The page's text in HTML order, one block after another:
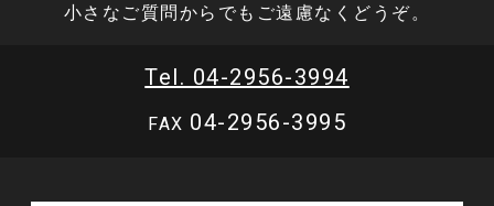
小さなご質問からでもご遠慮なくどうぞ。
Tel. 04-2956-3994
FAX 04-2956-3995